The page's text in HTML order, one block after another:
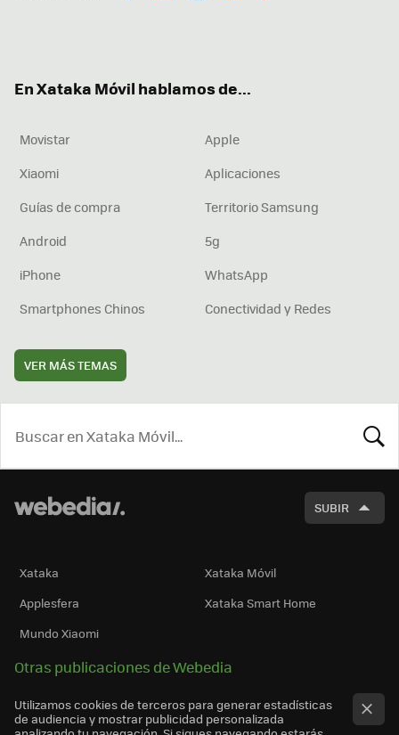
En Xataka Móvil hablamos de...
Movistar
Apple
Xiaomi
Aplicaciones
Guías de compra
Territorio Samsung
Android
5g
iPhone
WhatsApp
Smartphones Chinos
Conectividad y Redes
VER MÁS TEMAS
SUBIR
Xataka
Xataka Móvil
Applesfera
Xataka Smart Home
Mundo Xiaomi
Otras publicaciones de Webedia
Utilizamos cookies de terceros para generar estadísticas
de audiencia y mostrar publicidad personalizada